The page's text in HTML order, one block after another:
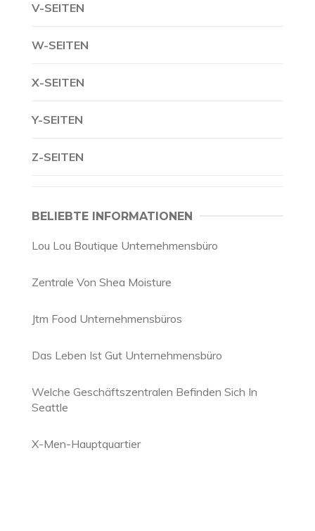
V-SEITEN
W-SEITEN
X-SEITEN
Y-SEITEN
Z-SEITEN
BELIEBTE INFORMATIONEN
Lou Lou Boutique Unternehmensbüro
Zentrale Von Shea Moisture
Jtm Food Unternehmensbüros
Das Leben Ist Gut Unternehmensbüro
Welche Geschäftszentralen Befinden Sich In
Seattle
X-Men-Hauptquartier